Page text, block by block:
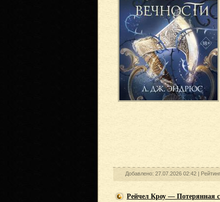
Добавлено: 27.07.2026 02:42 |
Рейчел Кроу — Потерянная